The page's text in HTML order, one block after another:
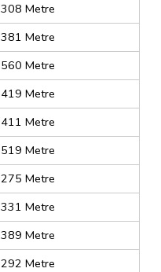
308 Metre
381 Metre
560 Metre
419 Metre
411 Metre
519 Metre
275 Metre
331 Metre
389 Metre
292 Metre